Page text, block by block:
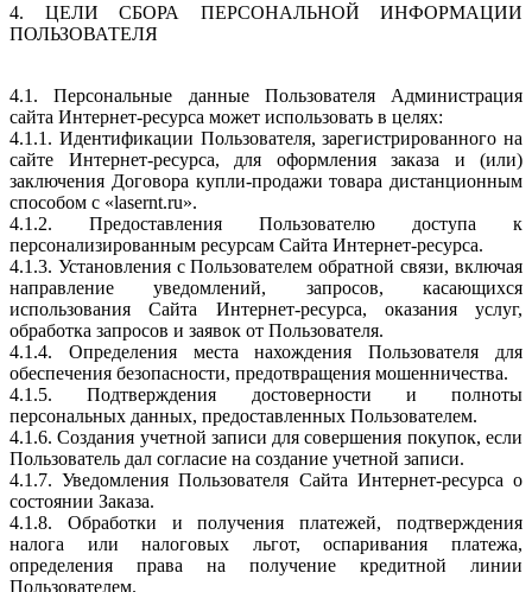
4. ЦЕЛИ СБОРА ПЕРСОНАЛЬНОЙ ИНФОРМАЦИИ
ПОЛЬЗОВАТЕЛЯ
4.1. Персональные данные Пользователя Администрация
сайта Интернет-ресурса может использовать в целях:
4.1.1. Идентификации Пользователя, зарегистрированного на
сайте Интернет-ресурса, для оформления заказа и (или)
заключения Договора купли-продажи товара дистанционным
способом с «lasernt.ru».
4.1.2. Предоставления Пользователю доступа к
персонализированным ресурсам Сайта Интернет-ресурса.
4.1.3. Установления с Пользователем обратной связи, включая
направление уведомлений, запросов, касающихся
использования Сайта Интернет-ресурса, оказания услуг,
обработка запросов и заявок от Пользователя.
4.1.4. Определения места нахождения Пользователя для
обеспечения безопасности, предотвращения мошенничества.
4.1.5. Подтверждения достоверности и полноты
персональных данных, предоставленных Пользователем.
4.1.6. Создания учетной записи для совершения покупок, если
Пользователь дал согласие на создание учетной записи.
4.1.7. Уведомления Пользователя Сайта Интернет-ресурса о
состоянии Заказа.
4.1.8. Обработки и получения платежей, подтверждения
налога или налоговых льгот, оспаривания платежа,
определения права на получение кредитной линии
Пользователем.